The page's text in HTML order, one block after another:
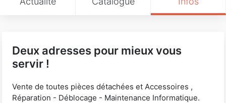
Deux adresses pour mieux vous
servir !
Vente de toutes pièces détachées et Accessoires ,
Réparation - Déblocage - Maintenance Informatique.